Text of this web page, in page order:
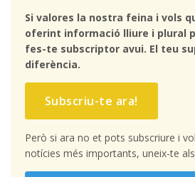
Si valores la nostra feina i vols
oferint informació lliure i plural
fes-te subscriptor avui. El teu
diferència.
Subscriu-te ara!
Però si ara no et pots subscriure i
notícies més importants, uneix-te